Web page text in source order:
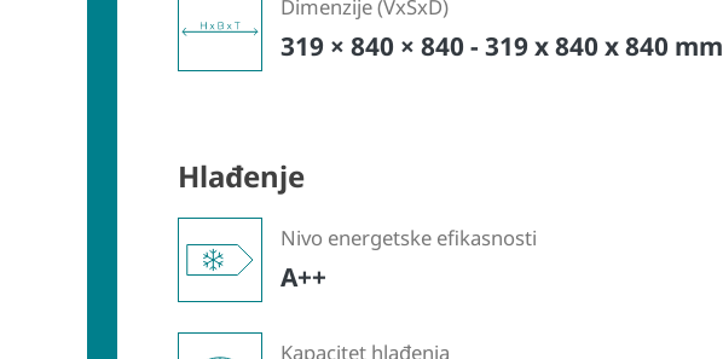
Dimenzije (VxŠxD)
319 × 840 × 840 - 319 x 840 x 840 mm
Hlađenje
Nivo energetske efikasnosti
A++
Kapacitet hlađenja